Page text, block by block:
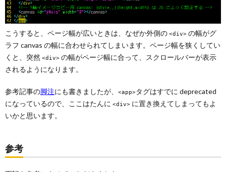
こうすると、ページ幅が広いときは、なぜか外側の <div> の幅がグ
ラフ canvas の幅に合わせられてしまいます。ページ幅を狭くしてい
くと、突然 <div> の幅がページ幅に合って、スクロールバーが表示
されるようになります。
参考記事の脚注にも書きましたが、 <app>タグはすでに deprecated
になっているので、ここはたんに <div> に置き換えてしまってもよ
いかと思います。
参考